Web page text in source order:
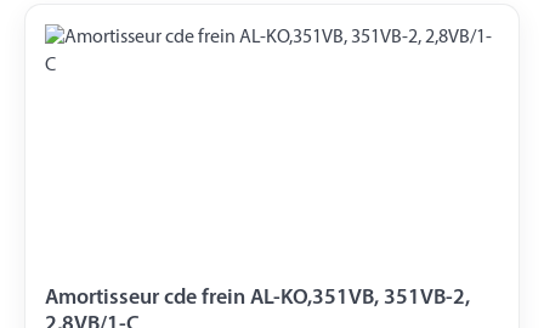
Amortisseur cde frein AL-KO,351VB, 351VB-2,